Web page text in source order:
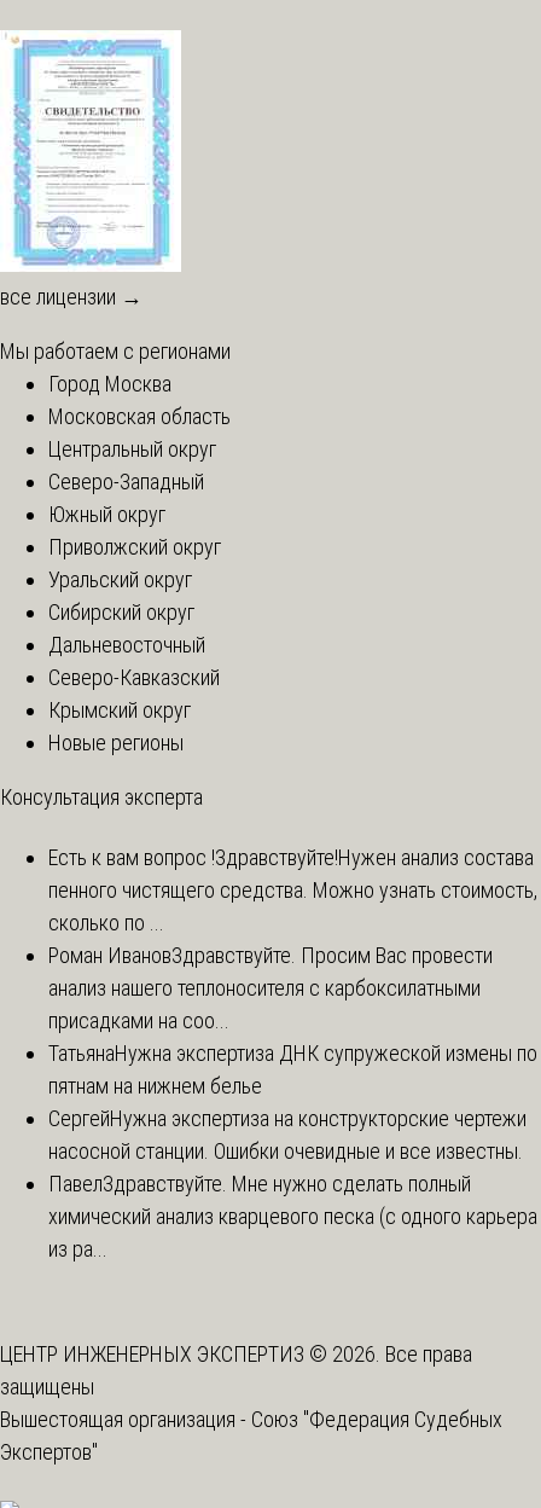
все лицензии →
Мы работаем с регионами
Город Москва
Московская область
Центральный округ
Северо-Западный
Южный округ
Приволжский округ
Уральский округ
Сибирский округ
Дальневосточный
Северо-Кавказский
Крымский округ
Новые регионы
Консультация эксперта
Есть к вам вопрос !Здравствуйте!Нужен анализ состава
пенного чистящего средства. Можно узнать стоимость,
сколько по ...
Роман ИвановЗдравствуйте. Просим Вас провести
анализ нашего теплоносителя с карбоксилатными
присадками на соо...
ТатьянаНужна экспертиза ДНК супружеской измены по
пятнам на нижнем белье
СергейНужна экспертиза на конструкторские чертежи
насосной станции. Ошибки очевидные и все известны.
ПавелЗдравствуйте. Мне нужно сделать полный
химический анализ кварцевого песка (с одного карьера
из ра...
ЦЕНТР ИНЖЕНЕРНЫХ ЭКСПЕРТИЗ © 2026. Все права
защищены
Вышестоящая организация - Союз "Федерация Судебных
Экспертов"